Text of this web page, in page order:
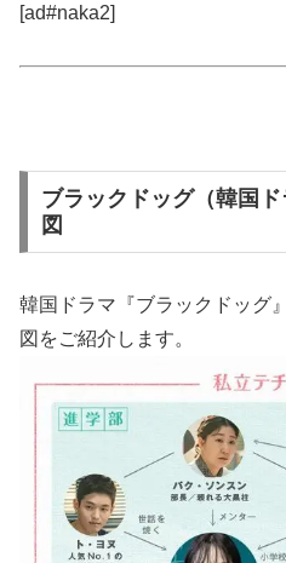
[ad#naka2]
ブラックドッグ（韓国
図
韓国ドラマ『ブラックドッグ
図をご紹介します。